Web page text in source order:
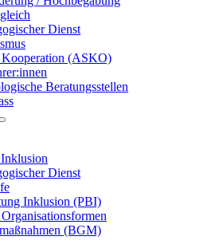
Dienst
Kooperation (ASKO)
Beratungsstellen
Dienst
Inklusion (PBI)
(BGM)